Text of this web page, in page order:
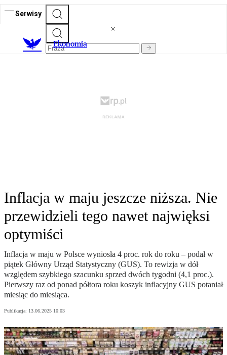
Serwisy
Ekonomia
Inflacja w maju jeszcze niższa. Nie
przewidzieli tego nawet najwięksi
optymiści
Inflacja w maju w Polsce wyniosła 4 proc. rok do roku – podał w
piątek Główny Urząd Statystyczny (GUS). To rewizja w dół
względem szybkiego szacunku sprzed dwóch tygodni (4,1 proc.).
Pierwszy raz od ponad półtora roku koszyk inflacyjny GUS potaniał
miesiąc do miesiąca.
Publikacja: 13.06.2025 10:03